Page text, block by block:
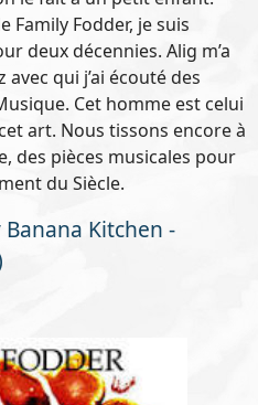
Family Fodder, je suis
deux décennies. Alig m’a
qui j’ai écouté des
Cet homme est celui
art. Nous tissons encore à
des pièces musicales pour
du Siècle.
Kitchen -